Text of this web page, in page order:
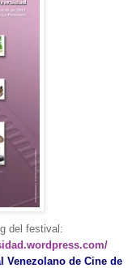
del festival:
Venezolano de Cine de